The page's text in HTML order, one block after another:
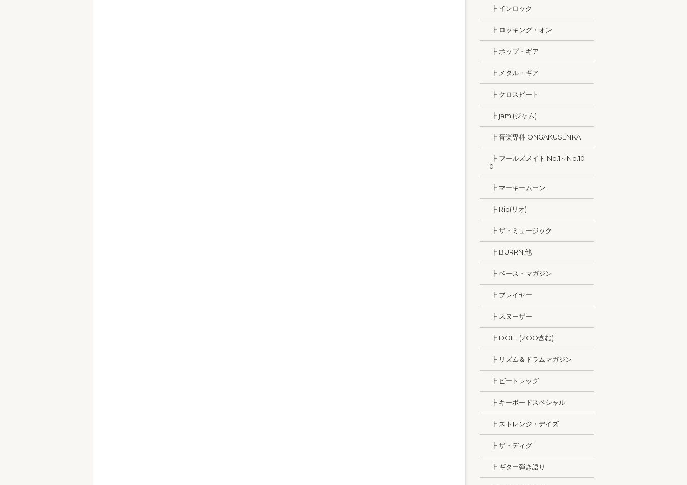
┣ インロック
┣ ロッキング・オン
┣ ポップ・ギア
┣ メタル・ギア
┣ クロスビート
┣ jam (ジャム)
┣ 音楽専科 ONGAKUSENKA
┣ フールズメイト No.1～No.10
0
┣ マーキームーン
┣ Rio(リオ)
┣ ザ・ミュージック
┣ BURRN!他
┣ ベース・マガジン
┣ プレイヤー
┣ スヌーザー
┣ DOLL (ZOO含む)
┣ リズム＆ドラムマガジン
┣ ビートレッグ
┣ キーボードスペシャル
┣ ストレンジ・デイズ
┣ ザ・ディグ
┣ ギター弾き語り